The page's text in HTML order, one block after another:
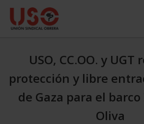
USO, CC.OO. y UGT
protección y libre
de Gaza para el
Oliva